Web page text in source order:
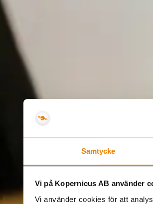
Samtycke
Vi på Kopernicus AB använder
Vi använder cookies för att